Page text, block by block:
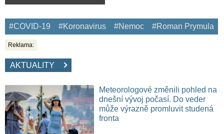
#COVID-19 #Koronavirus #Nemoc #Roman Prymula
Reklama:
AKTUALITY
Meteorologové změnili pohled na
dnešní vývoj počasí. Do veder
může výrazně promluvit studená
fronta